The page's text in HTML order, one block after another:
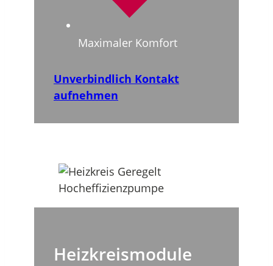
Maximaler Komfort
Unverbindlich Kontakt
aufnehmen
Heizkreismodule